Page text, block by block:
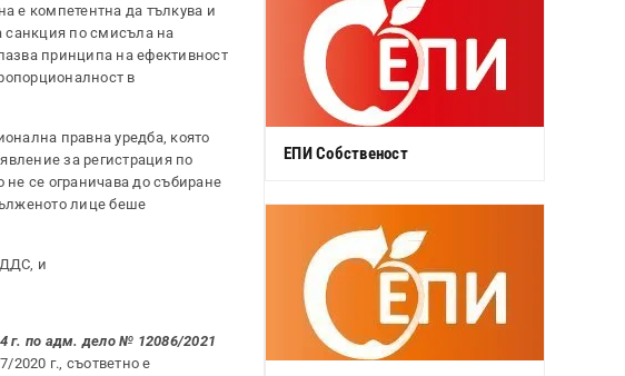
е компетентна да тълкува и
санкция по смисъла на
принципа на ефективност
в
правна уредба, която
за регистрация по
се ограничава до събиране
лице беше
ДДС, и
г. по адм. дело № 12086/2021
г., съответно е
ЕПИ Собственост